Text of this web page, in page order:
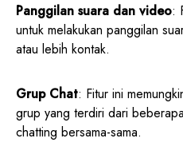
Panggilan suara dan video:
untuk melakukan panggilan
atau lebih kontak.
Grup Chat: Fitur ini
grup yang terdiri dari
chatting bersama-sama.